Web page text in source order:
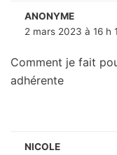
ANONYME
2 mars 2023 à 16 h
Comment je fait
adhérente
NICOLE